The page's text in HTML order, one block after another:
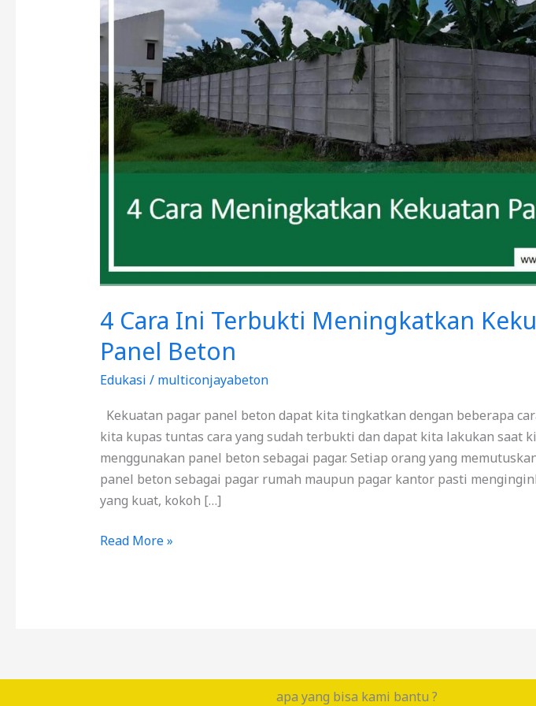
4 Cara Ini Terbukti Meningkatkan
Panel Beton
Edukasi / multiconjayabeton
Kekuatan pagar panel beton dapat kita tingkatkan dengan beberapa
kita kupas tuntas cara yang sudah terbukti dan dapat kita lakukan saat
menggunakan panel beton sebagai pagar. Setiap orang yang
panel beton sebagai pagar rumah maupun pagar kantor pasti
yang kuat, kokoh […]
Terbukti
Meningkatkan
Kekuatan
Pagar
Panel
Beton
Read More »
apa yang bisa kami bantu ?